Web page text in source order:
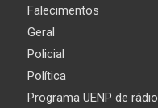
Falecimentos
Geral
Policial
Política
Programa UENP de rádio